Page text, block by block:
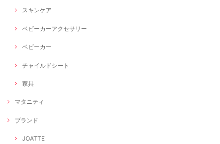
スキンケア
ベビーカーアクセサリー
ベビーカー
チャイルドシート
家具
マタニティ
ブランド
JOATTE